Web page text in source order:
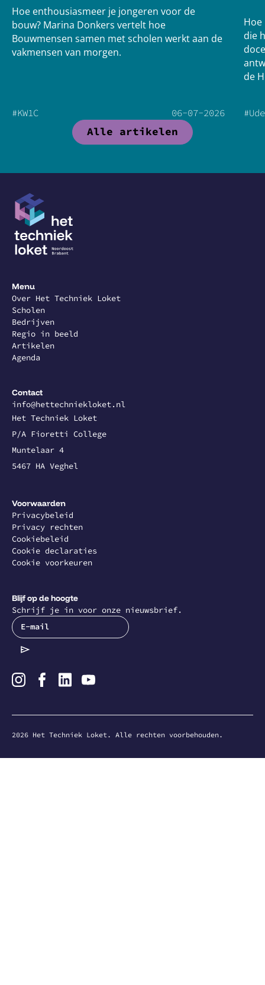
Hoe enthousiasmeer je jongeren voor de
bouw? Marina Donkers vertelt hoe
Bouwmensen samen met scholen werkt aan de
vakmensen van morgen.
06-07-2026
#KW1C
die
de
Alle artikelen
Menu
Over Het Techniek Loket
Scholen
Bedrijven
Regio in beeld
Artikelen
Agenda
Contact
info@hettechniekloket.nl
Het Techniek Loket
P/A Fioretti College
Muntelaar 4
5467 HA Veghel
Voorwaarden
Privacybeleid
Privacy rechten
Cookiebeleid
Cookie declaraties
Cookie voorkeuren
Blijf op de hoogte
Schrijf je in voor onze nieuwsbrief.
E-mail
2026Het Techniek Loket. Alle rechten voorbehouden.